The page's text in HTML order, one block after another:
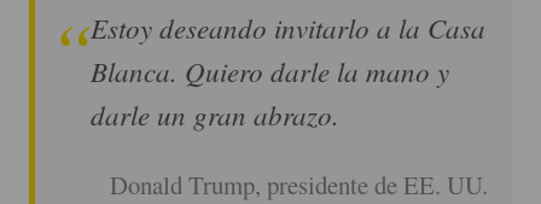
Estoy deseando invitarlo a la Casa
Blanca. Quiero darle la mano y
darle un gran abrazo.
Donald Trump, presidente de EE. UU.